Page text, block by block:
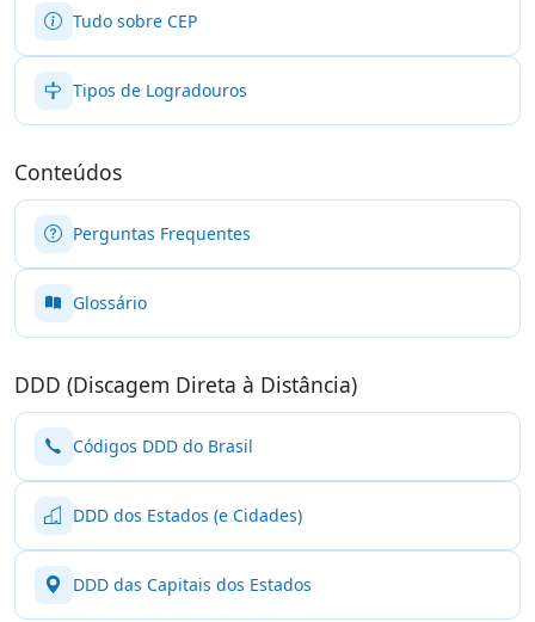
Tudo sobre CEP
Tipos de Logradouros
Conteúdos
Perguntas Frequentes
Glossário
DDD (Discagem Direta à Distância)
Códigos DDD do Brasil
DDD dos Estados (e Cidades)
DDD das Capitais dos Estados